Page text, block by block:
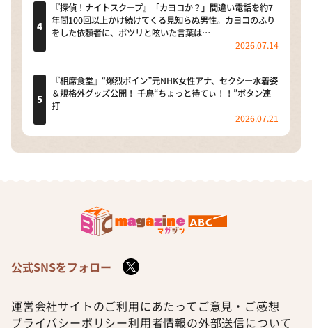
『探偵！ナイトスクープ』「カヨコか？」間違い電話を約7
年間100回以上かけ続けてくる見知らぬ男性。カヨコのふり
をした依頼者に、ポツリと呟いた言葉は…
2026.07.14
『相席食堂』“爆烈ボイン”元NHK女性アナ、セクシー水着姿
＆規格外グッズ公開！ 千鳥“ちょっと待てぃ！！”ボタン連
打
2026.07.21
公式SNSをフォロー
運営会社サイトのご利用にあたって ご意見・ご感想
プライバシーポリシー利用者情報の外部送信について